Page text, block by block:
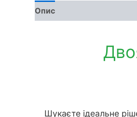
Опис
Шукаєте ідеальне